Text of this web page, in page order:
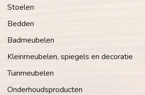
Stoelen
Bedden
Badmeubelen
Kleinmeubelen, spiegels en decoratie
Tuinmeubelen
Onderhoudsproducten